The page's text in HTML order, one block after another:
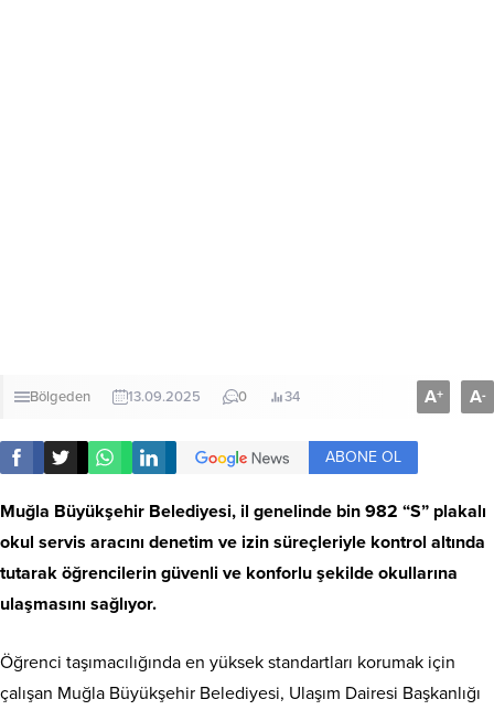
Bölgeden 13.09.2025 0 34 A+ A-
ABONE OL
Muğla Büyükşehir Belediyesi, il genelinde bin 982 “S” plakalı
okul servis aracını denetim ve izin süreçleriyle kontrol altında
tutarak öğrencilerin güvenli ve konforlu şekilde okullarına
ulaşmasını sağlıyor.
Öğrenci taşımacılığında en yüksek standartları korumak için
çalışan Muğla Büyükşehir Belediyesi, Ulaşım Dairesi Başkanlığı